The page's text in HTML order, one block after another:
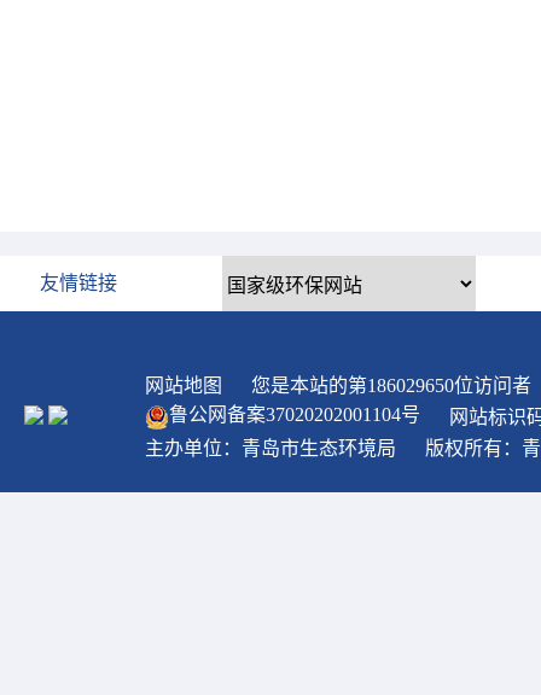
友情链接
网站地图 您是本站的第186029650位访问者
鲁公网备案37020202001104号
网站标识
主办单位：青岛市生态环境局
版权所有：